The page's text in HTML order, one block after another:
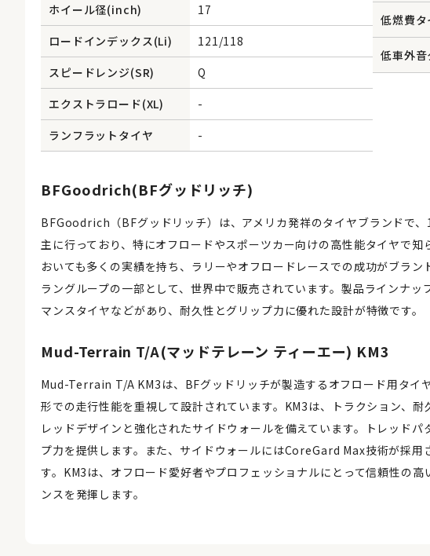
ホイール径(inch)
17
ロードインデックス(Li)
121/118
スピードレンジ(SR)
Q
エクストラロード(XL)
-
ランフラットタイヤ
-
低燃費タ
低車外音
BFGoodrich(BFグッドリッチ)
BFGoodrich（BFグッドリッチ）は、アメリカ発祥のタイヤブランドで
主に行っており、特にオフロードやスポーツカー向けの高性能タイヤで
おいても多くの実績を持ち、ラリーやオフロードレースでの成功がブラ
ラングループの一部として、世界中で販売されています。製品ラインナ
マンスタイヤなどがあり、耐久性とグリップ力に優れた設計が特徴です。
Mud-Terrain T/A(マッドテレーン ティーエー) KM3
Mud-Terrain T/A KM3は、BFグッドリッチが製造するオフロード用タイ
形での走行性能を重視して設計されています。KM3は、トラクション、
レッドデザインと強化されたサイドウォールを備えています。トレッド
プ力を提供します。また、サイドウォールにはCoreGard Max技術が採用
す。KM3は、オフロード愛好者やプロフェッショナルにとって信頼性の
ンスを発揮します。